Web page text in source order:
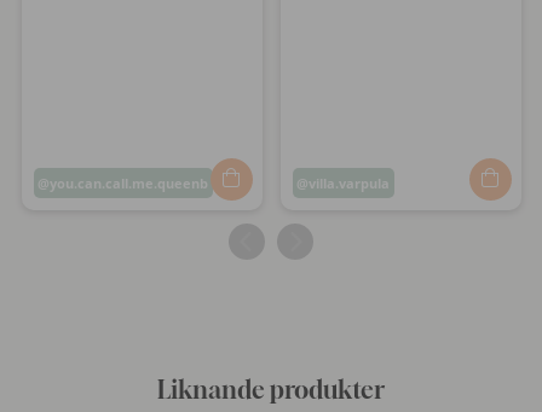
Inlägg
you.can.call.me.queenb
Inlägg
villa.varpula
Liknande produkter